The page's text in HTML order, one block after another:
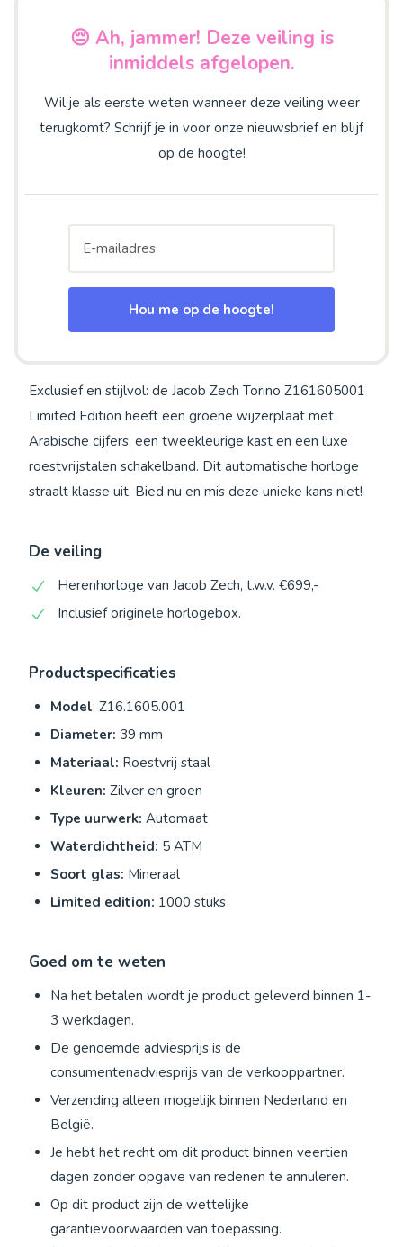
😔 Ah, jammer! Deze veiling is
inmiddels afgelopen.
Wil je als eerste weten wanneer deze veiling weer
terugkomt? Schrijf je in voor onze nieuwsbrief en blijf
op de hoogte!
Hou me op de hoogte!
Exclusief en stijlvol: de Jacob Zech Torino Z161605001
Limited Edition heeft een groene wijzerplaat met
Arabische cijfers, een tweekleurige kast en een luxe
roestvrijstalen schakelband. Dit automatische horloge
straalt klasse uit. Bied nu en mis deze unieke kans niet!
De veiling
Herenhorloge van Jacob Zech, t.w.v. €699,-
Inclusief originele horlogebox.
Productspecificaties
Model: Z16.1605.001
Diameter: 39 mm
Materiaal: Roestvrij staal
Kleuren: Zilver en groen
Type uurwerk: Automaat
Waterdichtheid: 5 ATM
Soort glas: Mineraal
Limited edition: 1000 stuks
Goed om te weten
Na het betalen wordt je product geleverd binnen 1-
3 werkdagen.
De genoemde adviesprijs is de
consumentenadviesprijs van de verkooppartner.
Verzending alleen mogelijk binnen Nederland en
België.
Je hebt het recht om dit product binnen veertien
dagen zonder opgave van redenen te annuleren.
Op dit product zijn de wettelijke
garantievoorwaarden van toepassing.